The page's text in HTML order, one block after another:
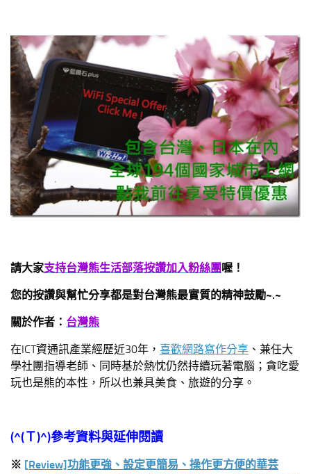
請大家支持台灣熊生活部落按讚加入粉絲團喔！
您的按讚與幫忙分享都是對台灣熊最實質的精神鼓勵~.~
關於作者： 台灣熊
在ICT資通訊產業經歷近30年， 喜歡網路寫作分享 、兼任大
學社團指導老師、同時基於熱忱仍然持續玩著電腦；貪吃愛
玩也是熊的本性，所以也兼具美食、旅遊的分享。
(^(Ｔ)^)參考資料與延伸閱讀
※ [Review]功能更強、設定更簡易、操作更方便的華芸